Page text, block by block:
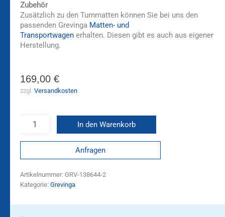
Zubehör
Zusätzlich zu den Turnmatten können Sie bei uns den
passenden Grevinga Matten- und
Transportwagen erhalten. Diesen gibt es auch aus eigener
Herstellung.
169,00 €
zzgl. Versandkosten
In den Warenkorb
Anfragen
Artikelnummer: GRV-138644-2
Kategorie: Grevinga